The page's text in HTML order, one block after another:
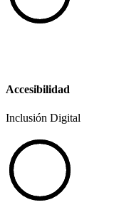
Accesibilidad
Inclusión Digital